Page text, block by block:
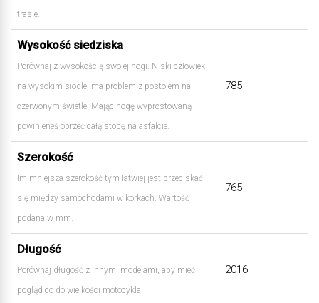
trasie.
Wysokość siedziska
Porównaj z wysokością swojej nogi. Niski człowiek
na wysokim siodle, ma problem z postojem na
czerwonym świetle. Mając nogę wyprostowaną
powinieneś oprzeć całą stopę na asfalcie.
785
Szerokość
Im mniejsza szerokość tym łatwiej jest przeciskać
się między samochodami w korkach. Wartość
podana w mm.
765
Długość
Porównaj długość z innymi modelami, aby mieć
pogląd co do wielkości motocykla
2016